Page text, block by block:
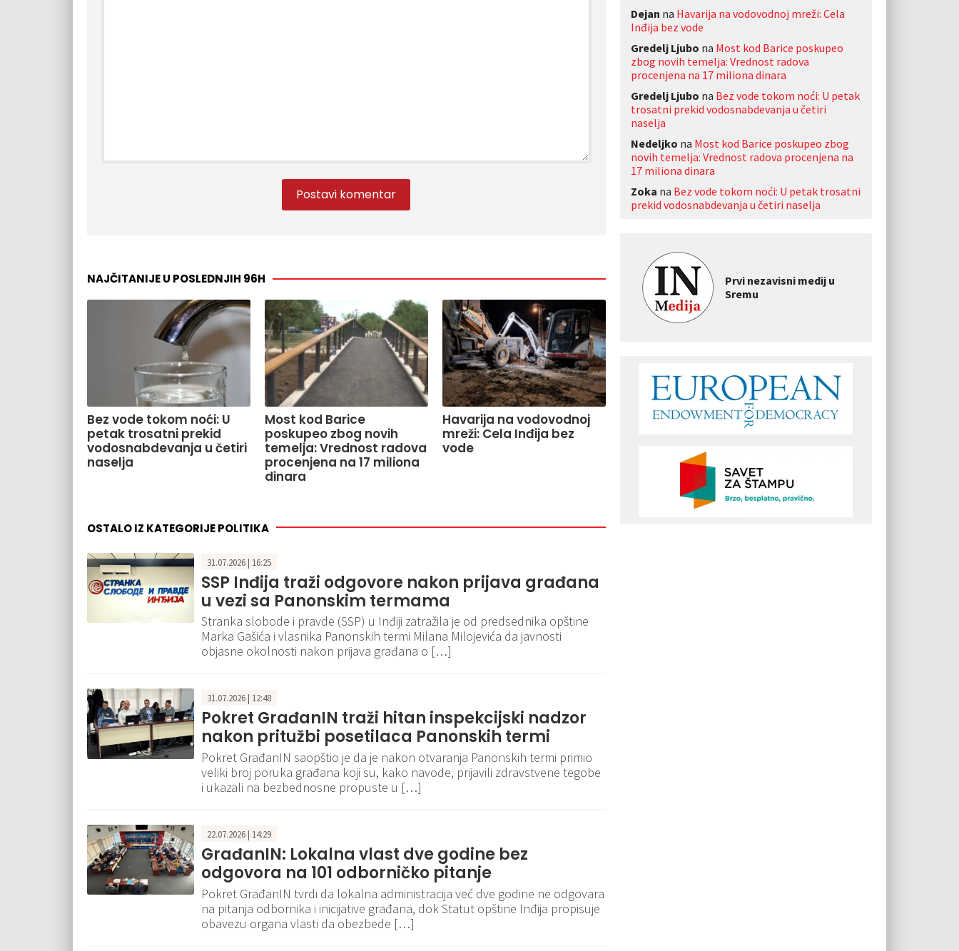
NAJČITANIJE U POSLEDNJIH 96H
Bez vode tokom noći: U
petak trosatni prekid
vodosnabdevanja u četiri
naselja
Most kod Barice
poskupeo zbog novih
temelja: Vrednost radova
procenjena na 17 miliona
dinara
Havarija na vodovodnoj
mreži: Cela Inđija bez
vode
OSTALO IZ KATEGORIJE POLITIKA
31.07.2026 | 16:25
SSP Inđija traži odgovore nakon prijava građana
u vezi sa Panonskim termama
Stranka slobode i pravde (SSP) u Inđiji zatražila je od predsednika opštine
Marka Gašića i vlasnika Panonskih termi Milana Milojevića da javnosti
objasne okolnosti nakon prijava građana o […]
31.07.2026 | 12:48
Pokret GrađanIN traži hitan inspekcijski nadzor
nakon pritužbi posetilaca Panonskih termi
Pokret GrađanIN saopštio je da je nakon otvaranja Panonskih termi primio
veliki broj poruka građana koji su, kako navode, prijavili zdravstvene tegobe
i ukazali na bezbednosne propuste u […]
22.07.2026 | 14:29
GrađanIN: Lokalna vlast dve godine bez
odgovora na 101 odborničko pitanje
Pokret GrađanIN tvrdi da lokalna administracija već dve godine ne odgovara
na pitanja odbornika i inicijative građana, dok Statut opštine Inđija propisuje
obavezu organa vlasti da obezbede […]
Dejan na Havarija na vodovodnoj mreži: Cela
Inđija bez vode
Gredelj Ljubo na Most kod Barice poskupeo
zbog novih temelja: Vrednost radova
procenjena na 17 miliona dinara
Gredelj Ljubo na Bez vode tokom noći: U petak
trosatni prekid vodosnabdevanja u četiri
naselja
Nedeljko na Most kod Barice poskupeo zbog
novih temelja: Vrednost radova procenjena na
17 miliona dinara
Zoka na Bez vode tokom noći: U petak trosatni
prekid vodosnabdevanja u četiri naselja
Prvi nezavisni medij u
Sremu